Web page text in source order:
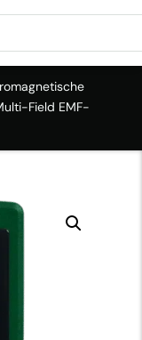
Field EMF-